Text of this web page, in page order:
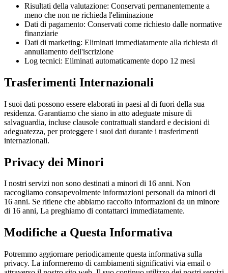
Risultati della valutazione: Conservati permanentemente a
meno che non ne richieda l'eliminazione
Dati di pagamento: Conservati come richiesto dalle normative
finanziarie
Dati di marketing: Eliminati immediatamente alla richiesta di
annullamento dell'iscrizione
Log tecnici: Eliminati automaticamente dopo 12 mesi
Trasferimenti Internazionali
I suoi dati possono essere elaborati in paesi al di fuori della sua
residenza. Garantiamo che siano in atto adeguate misure di
salvaguardia, incluse clausole contrattuali standard e decisioni di
adeguatezza, per proteggere i suoi dati durante i trasferimenti
internazionali.
Privacy dei Minori
I nostri servizi non sono destinati a minori di 16 anni. Non
raccogliamo consapevolmente informazioni personali da minori di
16 anni. Se ritiene che abbiamo raccolto informazioni da un minore
di 16 anni, La preghiamo di contattarci immediatamente.
Modifiche a Questa Informativa
Potremmo aggiornare periodicamente questa informativa sulla
privacy. La informeremo di cambiamenti significativi via email o